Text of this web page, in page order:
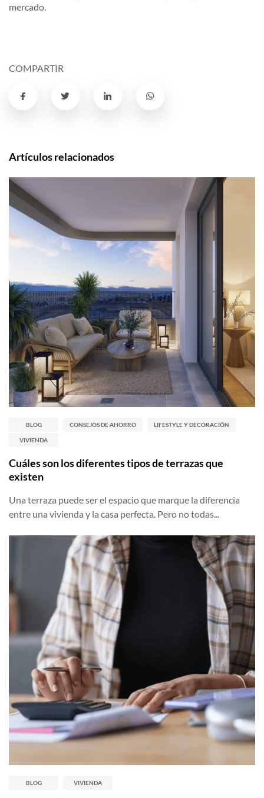
mercado.
COMPARTIR
Artículos relacionados
BLOG CONSEJOS DE AHORRO LIFESTYLE Y DECORACIÓN
VIVIENDA
Cuáles son los diferentes tipos de terrazas que
existen
Una terraza puede ser el espacio que marque la diferencia
entre una vivienda y la casa perfecta. Pero no todas...
BLOG VIVIENDA